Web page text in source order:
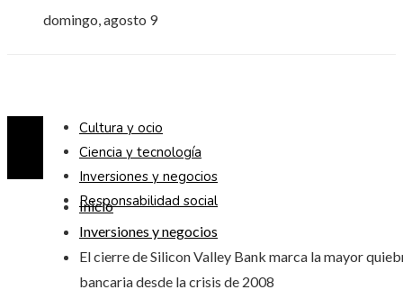
domingo, agosto 9
Cultura y ocio
Ciencia y tecnología
Inversiones y negocios
Responsabilidad social
Inicio
Inversiones y negocios
El cierre de Silicon Valley Bank marca la mayor
bancaria desde la crisis de 2008